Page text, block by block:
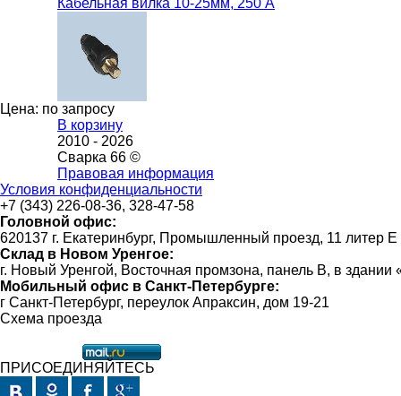
Кабельная вилка 10-25мм, 250 А
Цена: по запросу
В корзину
2010 - 2026
Сварка 66 ©
Правовая информация
Условия конфиденциальности
+7 (343) 226-08-36, 328-47-58
Головной офис:
620137 г. Екатеринбург, Промышленный проезд, 11 литер Е
Склад в Новом Уренгое:
г. Новый Уренгой, Восточная промзона, панель В, в
Мобильный офис в Санкт-Петербурге:
г Санкт-Петербург, переулок Апраксин, дом 19-21
Схема проезда
ПРИСОЕДИНЯЙТЕСЬ